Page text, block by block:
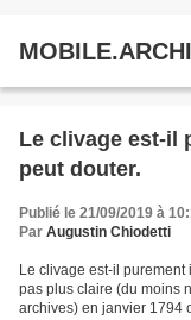
Le clivage est-il
peut douter.
Publié le 21/09/2019 à
Par Augustin Chiodetti
Le clivage est-il
pas plus claire (du moins
archives) en janvier 1794